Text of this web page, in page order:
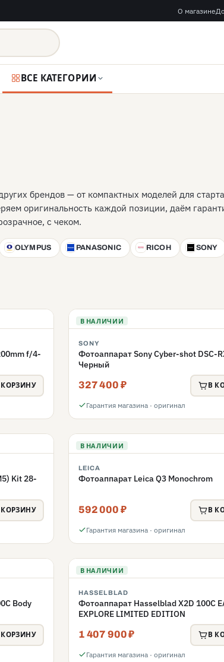
О магазине
ВСЕ КАТЕГОРИИ
брендов — от компактных моделей для
оригинальность каждой позиции, даём
с чеком.
O OLYMPUS P PANASONIC R RICOH S SONY
f/4-
КОРЗИНУ
В НАЛИЧИИ
SONY
Фотоаппарат Sony Cyber-shot DSC-
Черный
327 400 ₽ В
Гарантия магазина · оригинал
Kit 28-
КОРЗИНУ
В НАЛИЧИИ
LEICA
Фотоаппарат Leica Q3 Monochrom
592 000 ₽ В
Гарантия магазина · оригинал
Body
КОРЗИНУ
В НАЛИЧИИ
HASSELBLAD
Фотоаппарат Hasselblad X2D 100C
EXPLORE LIMITED EDITION
1 407 900 ₽ В
Гарантия магазина · оригинал